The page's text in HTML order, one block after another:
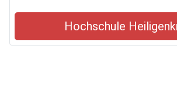
Hochschule